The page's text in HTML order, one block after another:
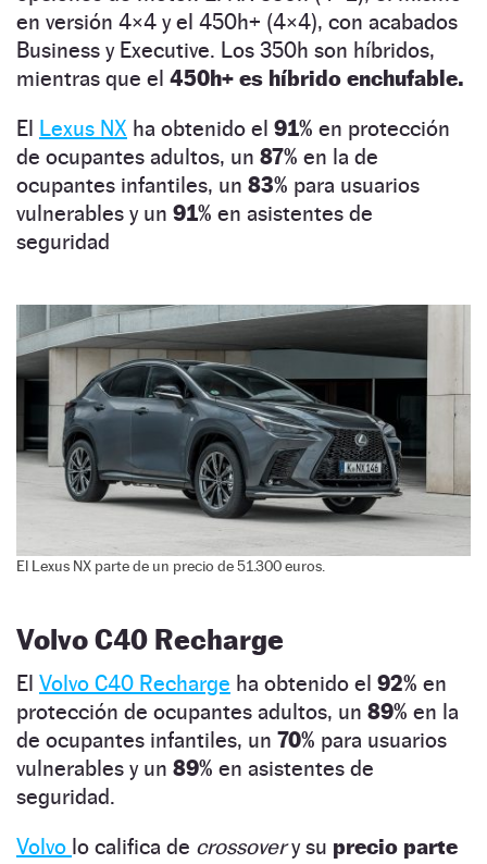
en versión 4×4 y el 450h+ (4×4), con acabados
Business y Executive. Los 350h son híbridos,
mientras que el 450h+ es híbrido enchufable.
El Lexus NX ha obtenido el 91% en protección
de ocupantes adultos, un 87% en la de
ocupantes infantiles, un 83% para usuarios
vulnerables y un 91% en asistentes de
seguridad
El Lexus NX parte de un precio de 51.300 euros.
Volvo C40 Recharge
El Volvo C40 Recharge ha obtenido el 92% en
protección de ocupantes adultos, un 89% en la
de ocupantes infantiles, un 70% para usuarios
vulnerables y un 89% en asistentes de
seguridad.
Volvo lo califica de crossovery su precio parte